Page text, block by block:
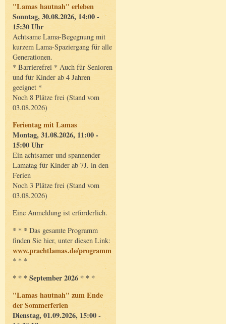
"Lamas hautnah" erleben
Sonntag, 30.08.2026, 14:00 -
15:30 Uhr
Achtsame Lama-Begegnung mit
kurzem Lama-Spaziergang für alle
Generationen.
* Barrierefrei * Auch für Senioren
und für Kinder ab 4 Jahren
geeignet *
Noch 8 Plätze frei (Stand vom
03.08.2026)
Ferientag mit Lamas
Montag, 31.08.2026, 11:00 -
15:00 Uhr
Ein achtsamer und spannender
Lamatag für Kinder ab 7J. in den
Ferien
Noch 3 Plätze frei (Stand vom
03.08.2026)
Eine Anmeldung ist erforderlich.
* * * Das gesamte Programm
finden Sie hier, unter diesen Link:
www.prachtlamas.de/programm
* * *
* * * September 2026 * * *
"Lamas hautnah" zum Ende
der Sommerferien
Dienstag, 01.09.2026, 15:00 -